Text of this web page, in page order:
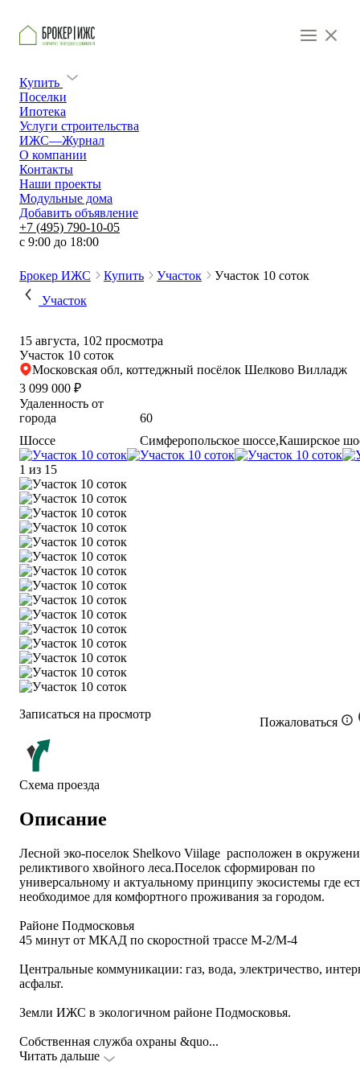
Купить
Поселки
Ипотека
Услуги строительства
ИЖС—Журнал
О компании
Контакты
Наши проекты
Модульные дома
Добавить объявление
+7 (495) 790-10-05
c 9:00 до 18:00
Брокер ИЖС Купить Участок
Участок 10 соток
Участок
15 августа, 102 просмотра
Участок 10 соток
Московская обл, коттеджный посёлок Шелково Вилладж
3 099 000 ₽
Удаленность от
города
60
Шоссе
Симферопольское шоссе,Каширское
1 из 15
Записаться на просмотр
Пожаловаться
Схема проезда
Описание
Лесной эко-поселок Shelkovo Viilage расположен в
реликтивого хвойного леса.Поселок сформирован по
универсальному и актуальному принципу экосистемы где
необходимое для комфортного проживания за городом.
Районе Подмосковья
45 минут от МКАД по скоростной трассе М-2/М-4
Центральные коммуникации: газ, вода, электричество,
асфальт.
Земли ИЖС в экологичном районе Подмосковья.
Собственная служба охраны &quo...
Читать дальше